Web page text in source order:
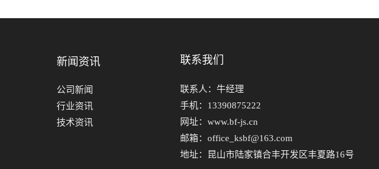
新闻资讯
公司新闻
行业资讯
技术资讯
联系我们
联系人：牛经理
手机：13390875222
网址：www.bf-js.cn
邮箱：office_ksbf@163.com
地址：昆山市陆家镇合丰开发区丰夏路16号